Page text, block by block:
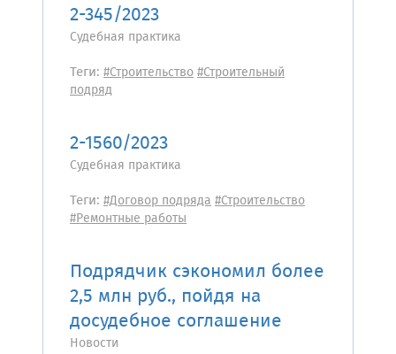
2-345/2023
Судебная практика
Теги: #Строительство#Строительный
подряд
2-1560/2023
Судебная практика
Теги: #Договор подряда#Строительство
#Ремонтные работы
Подрядчик сэкономил более
2,5 млн руб., пойдя на
досудебное соглашение
Новости